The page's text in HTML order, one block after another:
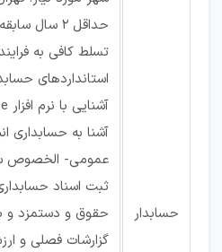
حسابدار
حداقل 2 سال سابقه کاری مرتبط
تسلط کافی به
استانداردهای
آشنایی با نرم افزار Office
آشنا به حسابداری
عمومی- الخصوص
ثبت اسناد
حقوق و دستمزد و
گزارشات فصلی و